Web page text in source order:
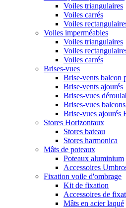
Voiles triangulaires
Voiles carrés
Voiles
Voiles imperméables
Voiles triangulaires
Voiles
Voiles carrés
Brises-vues
Brise-vents balcon
Brise-vents ajourés
Brises-vues
Brises-vues
Brise-vues ajourés
Stores Horizontaux
Stores bateau
Stores harmonica
Mâts de poteaux
Poteaux aluminium
Accessoires
Fixation voile d'ombrage
Kit de fixation
Accessoires de
Mâts en acier laqué